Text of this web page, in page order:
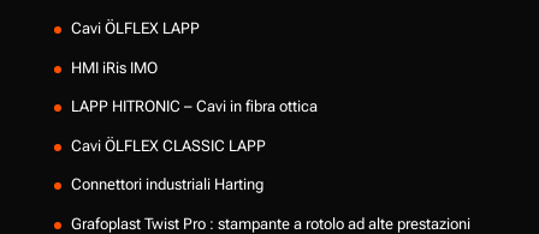
Cavi ÖLFLEX LAPP
HMI iRis IMO
LAPP HITRONIC – Cavi in fibra ottica
Cavi ÖLFLEX CLASSIC LAPP
Connettori industriali Harting
Grafoplast Twist Pro : stampante a rotolo ad alte prestazioni